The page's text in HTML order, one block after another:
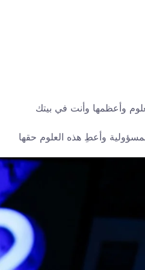
وأعظمها وأنت في بيتك
وأعطِ هذه العلوم حقها